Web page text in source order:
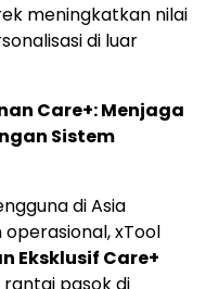
meningkatkan nilai
di luar
Care+: Menjaga
Sistem
di Asia
xTool
Eksklusif Care+